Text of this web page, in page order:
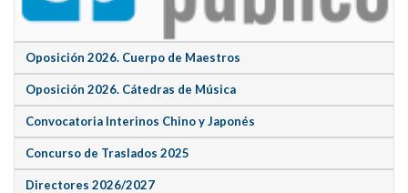
Oposición 2026. Cuerpo de Maestros
Oposición 2026. Cátedras de Música
Convocatoria Interinos Chino y Japonés
Concurso de Traslados 2025
Directores 2026/2027